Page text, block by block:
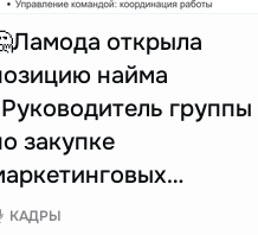
открыла
найма
группы
закупке
КАДРЫ